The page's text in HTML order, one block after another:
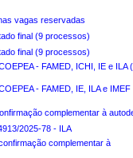
vagas reservadas
final (9 processos)
final (9 processos)
- FAMED, ICHI, IE e ILA
- FAMED, IE, ILA e IMEF
complementar à
2025-78 - ILA
complementar à